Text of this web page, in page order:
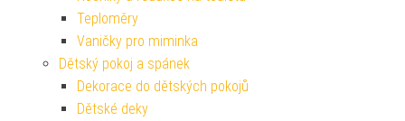
Teploměry
Vaničky pro miminka
Dětský pokoj a spánek
Dekorace do dětských pokojů
Dětské deky